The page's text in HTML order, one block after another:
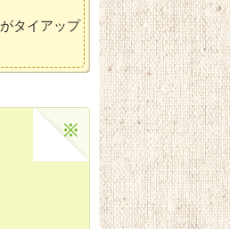
がタイアップ